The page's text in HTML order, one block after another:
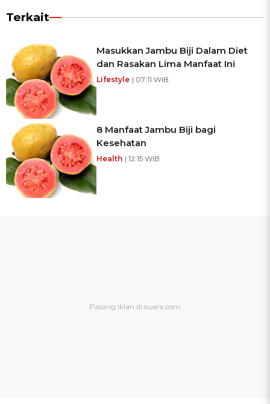
Terkait
Masukkan Jambu Biji Dalam Diet
dan Rasakan Lima Manfaat Ini
Lifestyle | 07:11 WIB
8 Manfaat Jambu Biji bagi
Kesehatan
Health | 12:15 WIB